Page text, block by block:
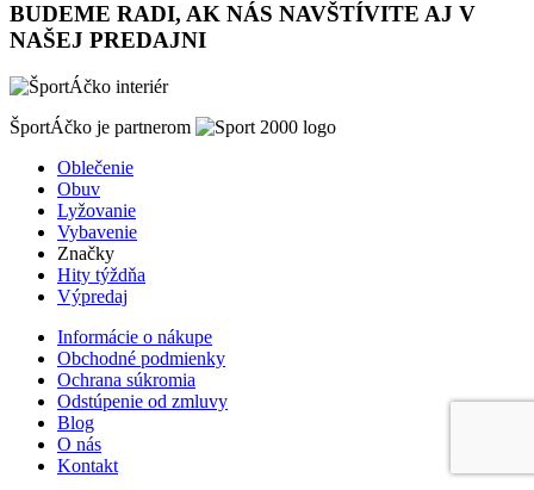
BUDEME RADI, AK NÁS NAVŠTÍVITE AJ V
NAŠEJ PREDAJNI
ŠportÁčko je partnerom
Oblečenie
Obuv
Lyžovanie
Vybavenie
Značky
Hity týždňa
Výpredaj
Informácie o nákupe
Obchodné podmienky
Ochrana súkromia
Odstúpenie od zmluvy
Blog
O nás
Kontakt